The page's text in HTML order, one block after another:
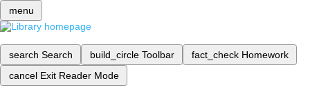
menu
search Search build_circle Toolbar fact_check Homework
cancel Exit Reader Mode